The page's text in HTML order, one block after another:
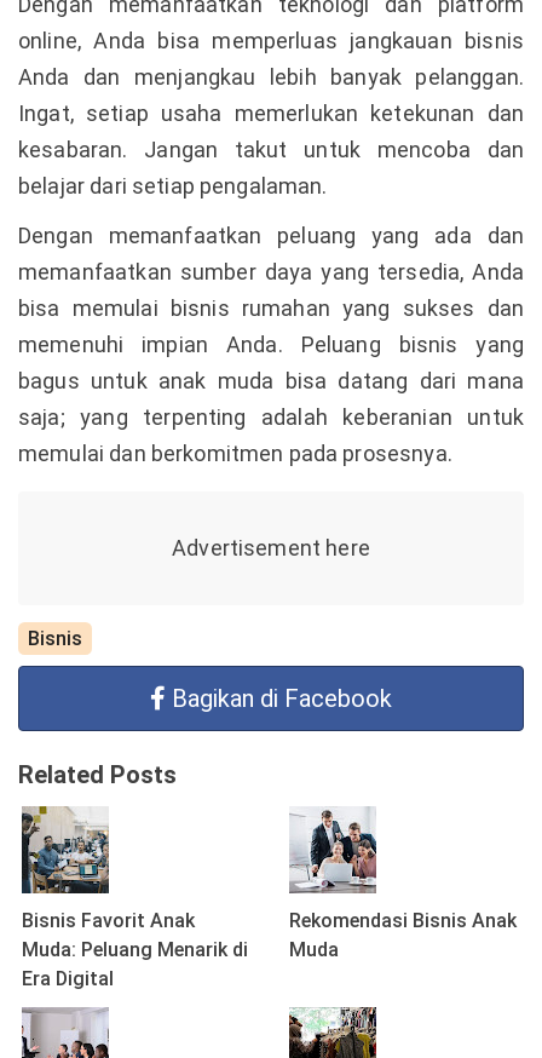
online, Anda bisa memperluas jangkauan bisnis
Anda dan menjangkau lebih banyak pelanggan.
Ingat, setiap usaha memerlukan ketekunan dan
kesabaran. Jangan takut untuk mencoba dan
belajar dari setiap pengalaman.
Dengan memanfaatkan peluang yang ada dan
memanfaatkan sumber daya yang tersedia, Anda
bisa memulai bisnis rumahan yang sukses dan
memenuhi impian Anda. Peluang bisnis yang
bagus untuk anak muda bisa datang dari mana
saja; yang terpenting adalah keberanian untuk
memulai dan berkomitmen pada prosesnya.
Bisnis
Bagikan di Facebook
Related Posts
Bisnis Favorit Anak
Muda: Peluang Menarik di
Era Digital
Rekomendasi Bisnis Anak
Muda